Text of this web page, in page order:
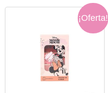
¡Oferta!
precio
original
$34.000.
precio
actual